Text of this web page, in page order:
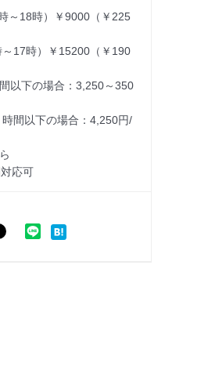
～18時）￥9000（￥225
17時）￥15200（￥190
以下の場合：3,250～350
間以下の場合：4,250円/
応可